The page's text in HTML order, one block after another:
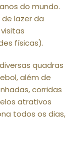
do mundo.
lazer da
físicas).
quadras
além de
corridas
atrativos
todos os dias,